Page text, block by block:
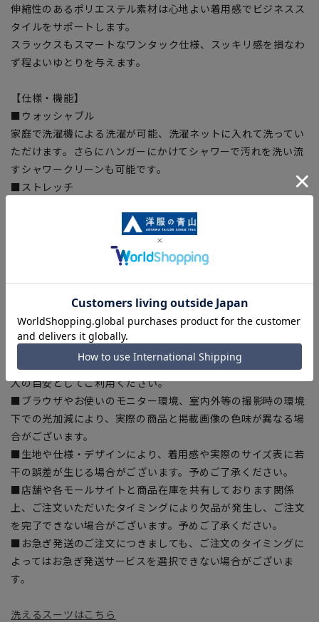
伸縮性のあるポリエステル素材は心地よい着用感でビジネスス
タイルをサポートします。
スラックスもスマートなワンタック仕様、スッキリ感を損なわ
ず程よいゆとりを与えます。
【仕様・機能】
■ウォッシャブル
家庭で洗濯機による洗濯が可能、洗濯ネットに入れて洗ってい
ただけます。さらにハンガーにかけてシャワーで汚れを洗い流
すシャワークリーンも可能です。
■ストレッチ
生地特性により綺麗なプリーツラインをキープ。
【商品に関するご注意】
■商品画像はサンプルのため、色味やサイズ等の仕様に変更が
ある場合がございますので、予めご了承ください。
■ゆとり感には個人差があります。サイズ表を確認の上、ご購
入の目安としてご利用ください。
■ブラウザやお使いのモニター環境、室内外等の撮影時の環境
下での光加減により、実際の商品と掲載画像の色味が異なる場
合がございます。
■生地や仕様・デザインにより、着用感や実際のサイズ表に若
干の誤差が生じる場合がございます。予めご了承ください。
■店舗や各モールサイトと商品在庫を共有しております関係
上、ご注文いただいたタイミングにより欠品が発生し、ご注文
を完了できない場合がございます。予めご了承ください。
■お急ぎ発送のご注文につきましても、ご注文のタイミングに
よってはお急ぎ発送サービスを選択できない場合がございま
す。
洗えるスーツはこちら